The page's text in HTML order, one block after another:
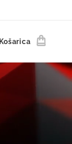
Košarica